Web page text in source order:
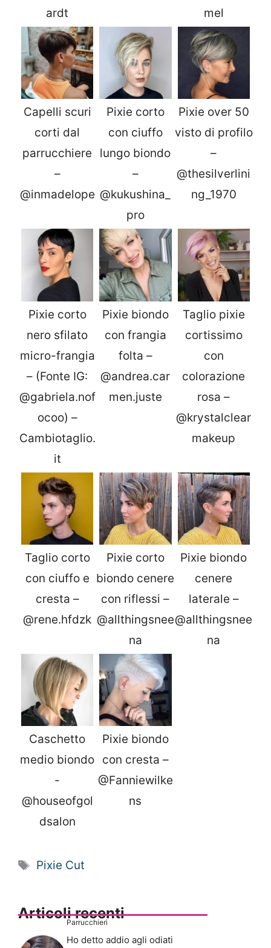
ardt
mel
Capelli scuri
corti dal
parrucchiere
–
@inmadelope
Pixie corto
con ciuffo
lungo biondo
–
@kukushina_
pro
Pixie over 50
visto di profilo
–
@thesilverlini
ng_1970
Pixie corto
nero sfilato
micro-frangia
– (Fonte IG:
@gabriela.nof
ocoo) –
Cambiotaglio.
it
Pixie biondo
con frangia
folta –
@andrea.car
men.juste
Taglio pixie
cortissimo
con
colorazione
rosa –
@krystalclear
makeup
Taglio corto
con ciuffo e
cresta –
@rene.hfdzk
Pixie corto
biondo cenere
con riflessi –
@allthingsnee
na
Pixie biondo
cenere
laterale –
@allthingsnee
na
Caschetto
medio biondo
-
@houseofgol
dsalon
Pixie biondo
con cresta –
@Fanniewilke
ns
Tag
Pixie Cut
Articoli recenti
Parrucchieri
Ho detto addio agli odiati